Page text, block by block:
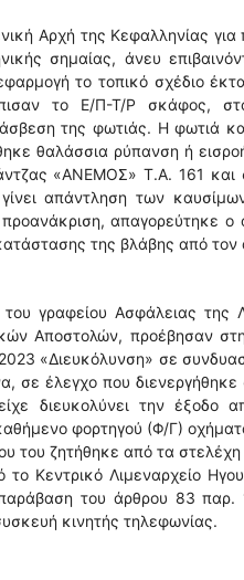
Αρχή της Κεφαλληνίας
σημαίας, άνευ
το τοπικό σχέδιο
το Ε/Π-Τ/Ρ σκάφος,
της φωτιάς. Η φωτιά
θαλάσσια ρύπανση ή
«ΑΝΕΜΟΣ» Τ.Α. 161 και
απάντληση των
προανάκριση,
της βλάβης από
γραφείου Ασφάλειας της
Αποστολών, προέβησαν
«Διευκόλυνση» σε
σε έλεγχο που διενεργήθηκε
διευκολύνει την
φορτηγού (Φ/Γ)
του ζητήθηκε από τα
Κεντρικό Λιμεναρχείο
του άρθρου 83
κινητής τηλεφωνίας.